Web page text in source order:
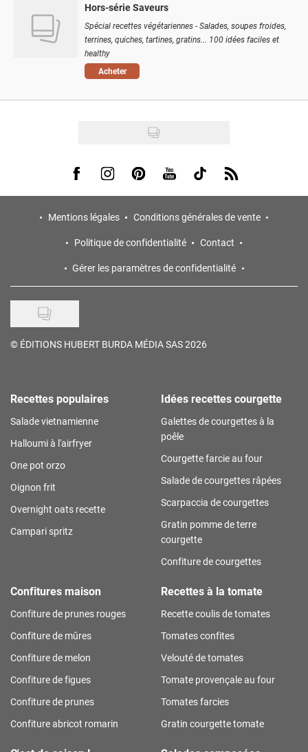
Hors-série Saveurs
Spécial recettes végétariennes - Salades, soupes froides,
terrines, quiches, tartines, gratins... 100 idées faciles et
healthy
Acheter
Visit us on Facebook
Visit us on Instagram
Visit us on Pinterest
Visit us on Youtube
Visit us on Tiktok
Visit us on Rss
Mentions légales
Conditions générales de vente
Politique de confidentialité
Contact
Gérer les paramètres de confidentialité
© ÉDITIONS HUBERT BURDA MÉDIA SAS 2026
Recettes populaires
Salade vietnamienne
Halloumi à l'airfryer
One pot orzo
Oignon frit
Overnight oats recette
Campari spritz
Idées recettes courgette
Galettes de courgettes à la
poêle
Courgette farcie au four
Salade de courgettes râpées
Scarpaccia de courgettes
Gratin pomme de terre
courgette
Confiture de courgettes
Confitures maison
Confiture de prunes rouges
Confiture de mûres
Confiture de melon
Confiture de figues
Confiture de prunes
Confiture abricot romarin
Recettes à la tomate
Recette coulis de tomates
Tomates confites
Velouté de tomates
Tomate provençale au four
Tomates farcies
Gratin courgette tomate